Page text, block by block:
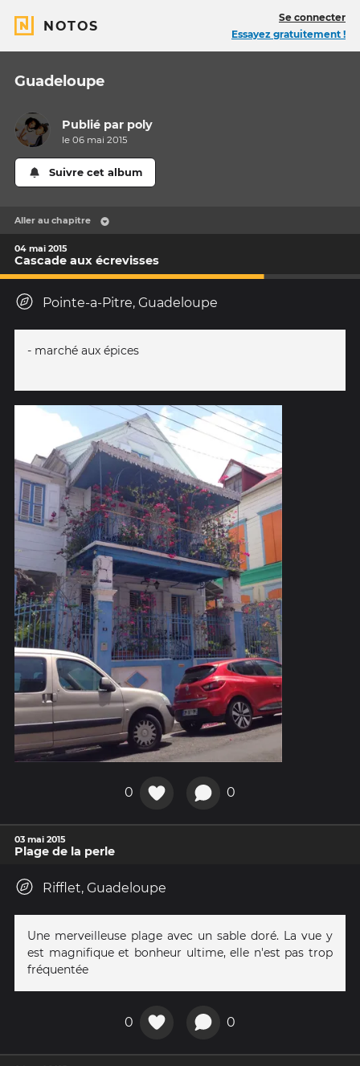
NOTOS
Se connecter
Essayez gratuitement !
Guadeloupe
Publié par poly
le 06 mai 2015
Suivre cet album
Aller au chapitre
04 mai 2015
Cascade aux écrevisses
Pointe-a-Pitre, Guadeloupe
- marché aux épices
0 0
03 mai 2015
Plage de la perle
Rifflet, Guadeloupe
Une merveilleuse plage avec un sable doré. La vue y
est magnifique et bonheur ultime, elle n'est pas trop
fréquentée
0 0